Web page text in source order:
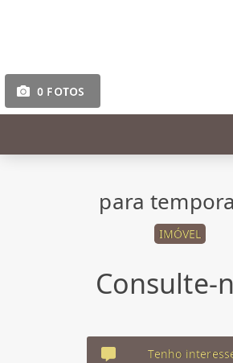
0 FOTOS
para
IMÓVEL
Consulte-
Tenho